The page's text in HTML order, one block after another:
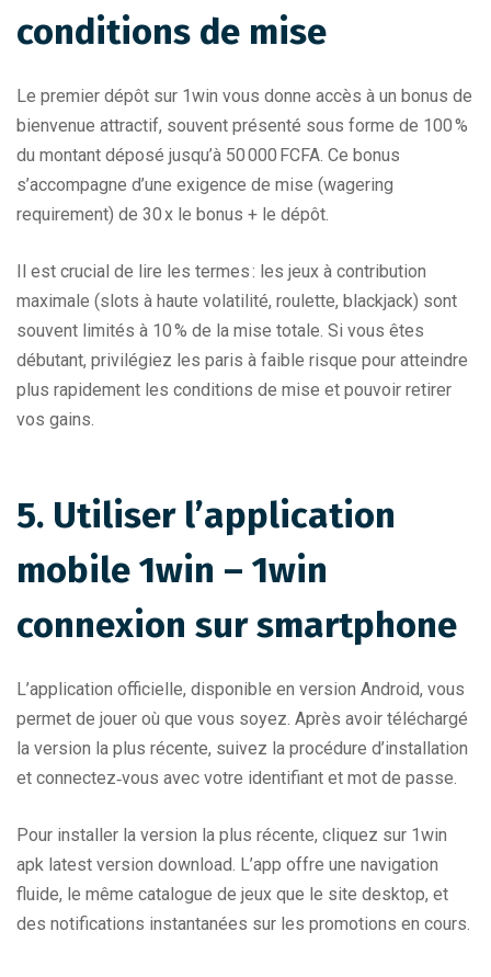
conditions de mise
Le premier dépôt sur 1win vous donne accès à un bonus de
bienvenue attractif, souvent présenté sous forme de 100 %
du montant déposé jusqu’à 50 000 FCFA. Ce bonus
s’accompagne d’une exigence de mise (wagering
requirement) de 30 x le bonus + le dépôt.
Il est crucial de lire les termes : les jeux à contribution
maximale (slots à haute volatilité, roulette, blackjack) sont
souvent limités à 10 % de la mise totale. Si vous êtes
débutant, privilégiez les paris à faible risque pour atteindre
plus rapidement les conditions de mise et pouvoir retirer
vos gains.
5. Utiliser l’application
mobile 1win – 1win
connexion sur smartphone
L’application officielle, disponible en version Android, vous
permet de jouer où que vous soyez. Après avoir téléchargé
la version la plus récente, suivez la procédure d’installation
et connectez‑vous avec votre identifiant et mot de passe.
Pour installer la version la plus récente, cliquez sur 1win
apk latest version download. L’app offre une navigation
fluide, le même catalogue de jeux que le site desktop, et
des notifications instantanées sur les promotions en cours.